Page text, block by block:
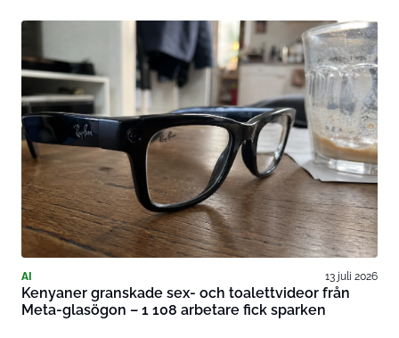
AI 13 juli 2026
Kenyaner granskade sex- och toalettvideor från
Meta-glasögon – 1 108 arbetare fick sparken